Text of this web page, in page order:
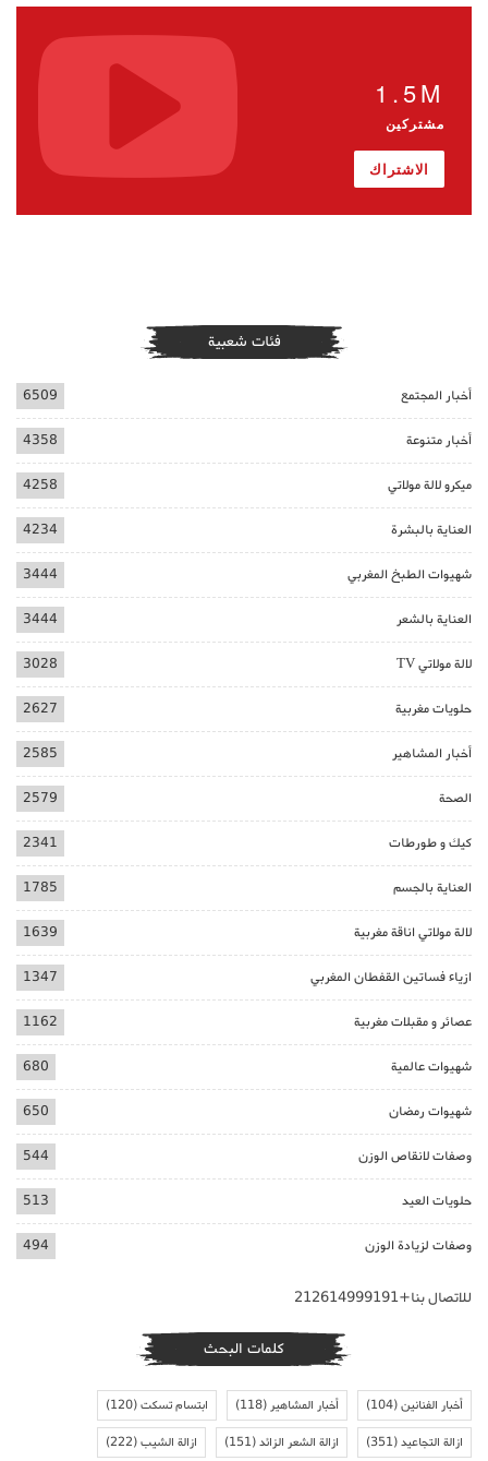
1.5M
مشتركين
الاشتراك
فئات شعبية
أخبار المجتمع 6509
أخبار متنوعة 4358
ميكرو لالة مولاتي 4258
العناية بالبشرة 4234
شهيوات الطبخ المغربي 3444
العناية بالشعر 3444
لالة مولاتي TV 3028
حلويات مغربية 2627
أخبار المشاهير 2585
الصحة 2579
كيك و طورطات 2341
العناية بالجسم 1785
لالة مولاتي اناقة مغربية 1639
ازياء فساتين القفطان المغربي 1347
عصائر و مقبلات مغربية 1162
شهيوات عالمية 680
شهيوات رمضان 650
وصفات لانقاص الوزن 544
حلويات العيد 513
وصفات لزيادة الوزن 494
للاتصال بنا+212614999191
كلمات البحث
أخبار الفنانين(104) أخبار المشاهير(118) ابتسام تسكت(120)
ازالة التجاعيد(351) ازالة الشعر الزائد(151) ازالة الشيب(222)